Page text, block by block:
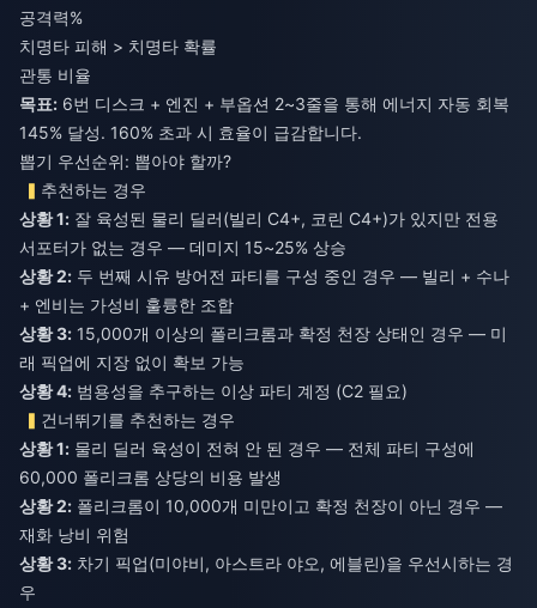
공격력%
치명타 피해 > 치명타 확률
관통 비율
목표: 6번 디스크 + 엔진 + 부옵션 2~3줄을 통해 에너지 자동 회복
145% 달성. 160% 초과 시 효율이 급감합니다.
뽑기 우선순위: 뽑아야 할까?
추천하는 경우
상황 1: 잘 육성된 물리 딜러(빌리 C4+, 코린 C4+)가 있지만 전용
상황 2: 두 번째 시유 방어전 파티를 구성 중인 경우 — 빌리 + 수나
상황 3: 15,000개 이상의 폴리크롬과 확정 천장 상태인 경우 — 미
상황 4: 범용성을 추구하는 이상 파티 계정 (C2 필요)
건너뛰기를 추천하는 경우
상황 1: 물리 딜러 육성이 전혀 안 된 경우 — 전체 파티 구성에
상황 2: 폴리크롬이 10,000개 미만이고 확정 천장이 아닌 경우 —
상황 3: 차기 픽업(미야비, 아스트라 야오, 에블린)을 우선시하는 경